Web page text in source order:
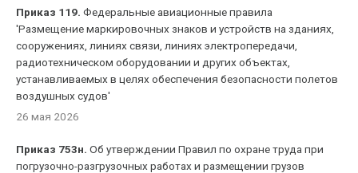
Приказ 119. Федеральные авиационные правила
'Размещение маркировочных знаков и устройств на зданиях,
сооружениях, линиях связи, линиях электропередачи,
радиотехническом оборудовании и других объектах,
устанавливаемых в целях обеспечения безопасности полетов
воздушных судов'
26 мая 2026
Приказ 753н. Об утверждении Правил по охране труда при
погрузочно-разгрузочных работах и размещении грузов